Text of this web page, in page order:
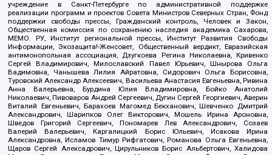
учреждение в Санкт-Петербурге по административной поддержке
реализации программ и проектов Совета Министров Северных Стран, Фонд
поддержки свободы прессы, Гражданский контроль, Человек и Закон,
Общественная комиссия по сохранению наследия академика Сахарова,
МЕМО. РУ, Институт региональной прессы, Институт Развития Свободы
Информации, Экозащита!-Женсовет, Общественный вердикт, Евразийская
антимонопольная ассоциация, Дзугкоева Регина Николаевна, Кривенко
Сергей Владимирович, Милославский Павел Юрьевич, Шнырова Ольга
Вадимовна, Чанышева Лилия Айратовна, Сидорович Ольга Борисовна,
Туровский Александр Алексеевич, Васильева Анастасия Евгеньевна, Ривина
Анна Валерьевна, Бурдина Юлия Владимировна, Бойко Анатолий
Николаевич, Пивоваров Андрей Сергеевич, Дугин Сергей Георгиевич, Аверин
Виталий Евгеньевич, Барахоев Магомед Бекханович, Шевченко Дмитрий
Александрович, Шарипков Олег Викторович, Мошель Ирина Ароновна,
Шведов Григорий Сергеевич, Пономарев Лев Александрович, Созаев
Валерий Валерьевич, Каргалицкий Борис Юльевич, Исакова Ирина
Александровна, Исламов Тимур Рифгатович, Романова Ольга Евгеньевна,
Щаров Сергей Алексадрович, Цирульников Борис Альбертович, Халидова